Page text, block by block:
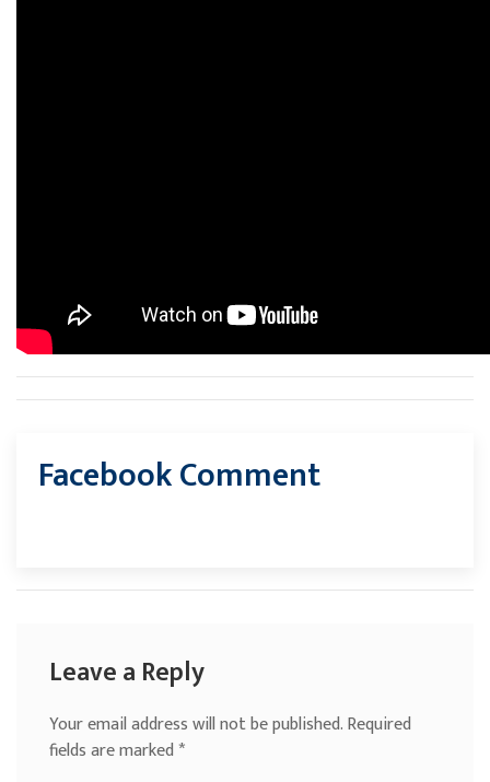
Facebook Comment
Leave a Reply
Your email address will not be published.Required
fields are marked*